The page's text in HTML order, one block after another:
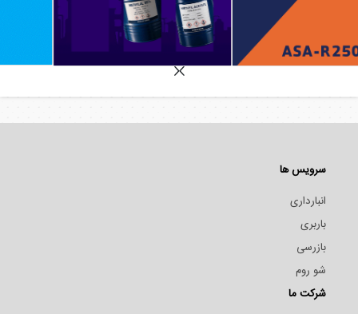
سرویس ها
انبارداری
باربری
بازرسی
شو روم
شرکت ما